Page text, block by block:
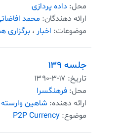
محل: داده پردازی
ارائه دهندگان: محمد
موضوعات: اخبار ، برگزاری
جلسه ۱۳۹
تاریخ: ۱۳۹۰-۳-۱۷
محل: فرهنگسرا
ارائه دهنده: شاهین وارسته
موضوع: P2P Currency